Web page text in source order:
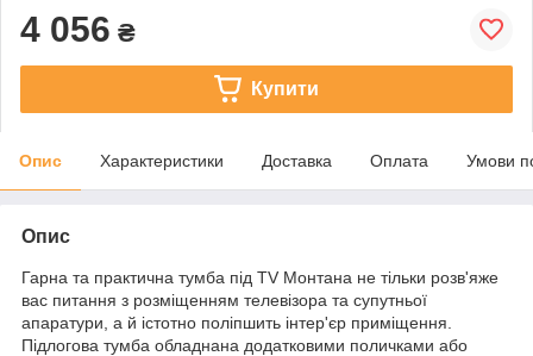
4 056 ₴
Купити
Опис Характеристики Доставка Оплата Умови
Опис
Гарна та практична тумба під TV Монтана не тільки розв'яже
вас питання з розміщенням телевізора та супутньої
апаратури, а й істотно поліпшить інтер'єр приміщення.
Підлогова тумба обладнана додатковими поличками або